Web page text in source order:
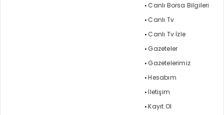
Canlı Borsa Bilgileri
Canlı Tv
Canlı Tv İzle
Gazeteler
Gazetelerimiz
Hesabım
İletişim
Kayıt Ol